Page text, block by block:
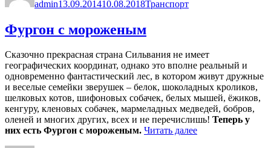
admin13.09.201410.08.2018Транспорт
Фургон с мороженым
Сказочно прекрасная страна Сильвания не имеет
географических координат, однако это вполне реальный и
одновременно фантастический лес, в котором живут дружные
и веселые семейки зверушек – белок, шоколадных кроликов,
шелковых котов, шифоновых собачек, белых мышей, ёжиков,
кенгуру, кленовых собачек, мармеладных медведей, бобров,
оленей и многих других, всех и не перечислишь! Теперь у
них есть Фургон с мороженым. Читать далее«Фургон